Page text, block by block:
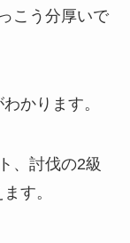
こう分厚いで
かります。
、討伐の2級
す。